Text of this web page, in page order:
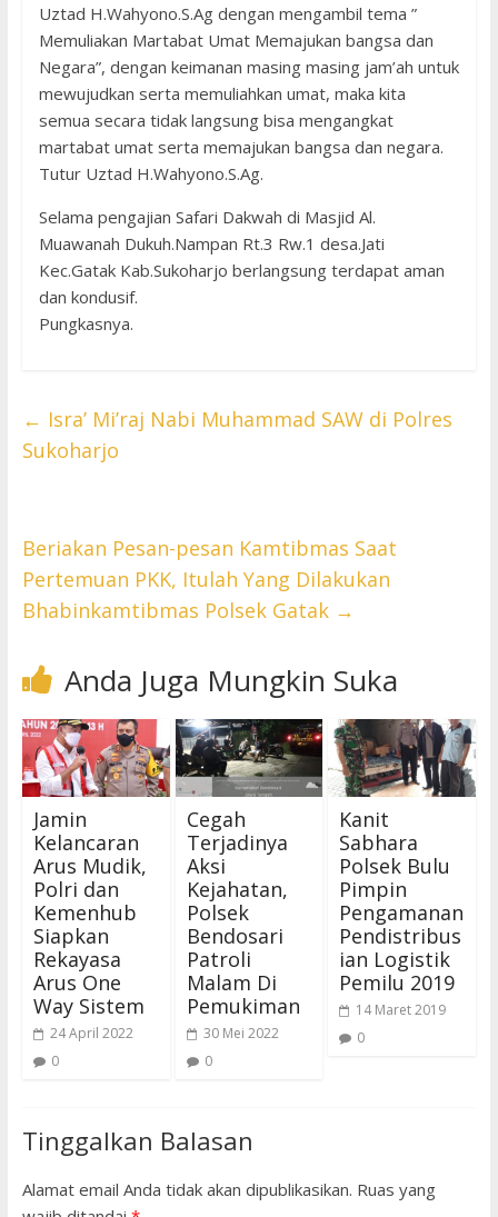
Uztad H.Wahyono.S.Ag dengan mengambil tema ”
Memuliakan Martabat Umat Memajukan bangsa dan
Negara”, dengan keimanan masing masing jam’ah untuk
mewujudkan serta memuliahkan umat, maka kita
semua secara tidak langsung bisa mengangkat
martabat umat serta memajukan bangsa dan negara.
Tutur Uztad H.Wahyono.S.Ag.
Selama pengajian Safari Dakwah di Masjid Al.
Muawanah Dukuh.Nampan Rt.3 Rw.1 desa.Jati
Kec.Gatak Kab.Sukoharjo berlangsung terdapat aman
dan kondusif.
Pungkasnya.
← Isra’ Mi’raj Nabi Muhammad SAW di Polres
Sukoharjo
Beriakan Pesan-pesan Kamtibmas Saat
Pertemuan PKK, Itulah Yang Dilakukan
Bhabinkamtibmas Polsek Gatak →
Anda Juga Mungkin Suka
Jamin
Kelancaran
Arus Mudik,
Polri dan
Kemenhub
Siapkan
Rekayasa
Arus One
Way Sistem
24 April 2022
0
Cegah
Terjadinya
Aksi
Kejahatan,
Polsek
Bendosari
Patroli
Malam Di
Pemukiman
30 Mei 2022
0
Kanit
Sabhara
Polsek Bulu
Pimpin
Pengamanan
Pendistribus
ian Logistik
Pemilu 2019
14 Maret 2019
0
Tinggalkan Balasan
Alamat email Anda tidak akan dipublikasikan. Ruas yang